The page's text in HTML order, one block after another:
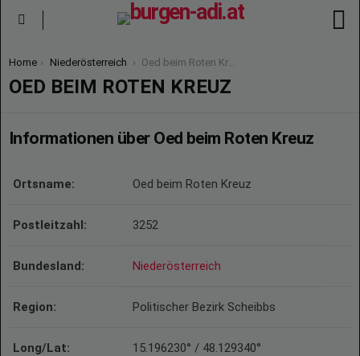
You are here:
Home Niederösterreich Oed beim Roten Kreuz
OED BEIM ROTEN KREUZ
Informationen über Oed beim Roten Kreuz
Ortsname: Oed beim Roten Kreuz
Postleitzahl: 3252
Bundesland: Niederösterreich
Region: Politischer Bezirk Scheibbs
Long/Lat: 15.196230° / 48.129340°